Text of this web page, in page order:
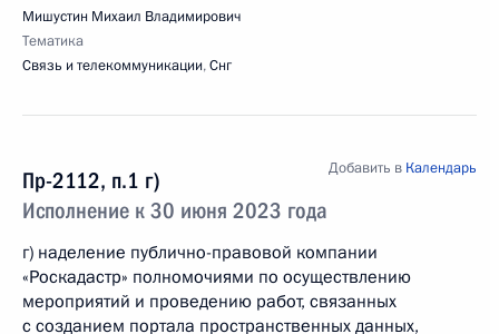
Мишустин Михаил Владимирович
Тематика
Связь и телекоммуникации,Снг
Пр-2112, п.1 г)
Исполнение к 30 июня 2023 года
Добавить в Календарь
г) наделение публично-правовой компании
«Роскадастр» полномочиями по осуществлению
мероприятий и проведению работ, связанных
с созданием портала пространственных данных,